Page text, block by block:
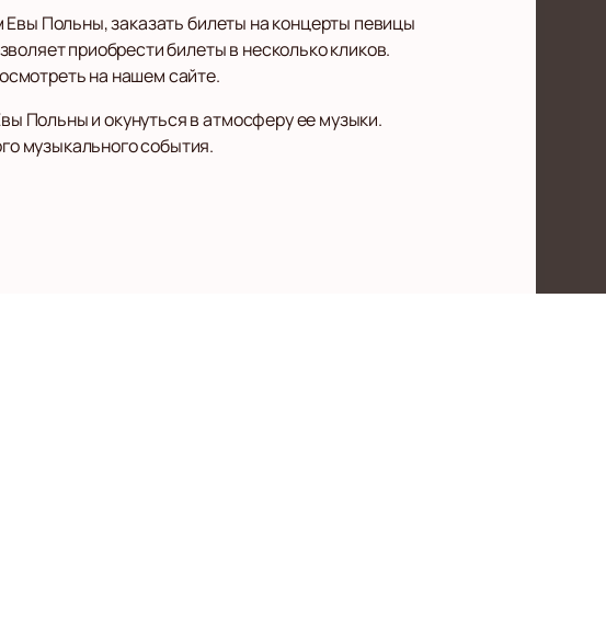
Польны, заказать билеты на концерты певицы
приобрести билеты в несколько кликов.
на нашем сайте.
Польны и окунуться в атмосферу ее музыки.
музыкального события.